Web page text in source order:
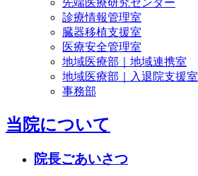
先端医療研究センター
診療情報管理室
臓器移植支援室
医療安全管理室
地域医療部｜地域連携室
地域医療部｜入退院支援室
事務部
当院について
院長ごあいさつ